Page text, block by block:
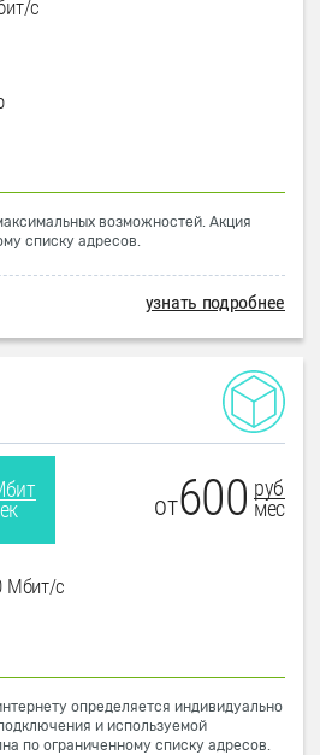
с
возможностей. Акция
списку адресов.
узнать подробнее
от600 руб
мес
Мбит/с
определяется индивидуально
и используемой
по ограниченному списку адресов.